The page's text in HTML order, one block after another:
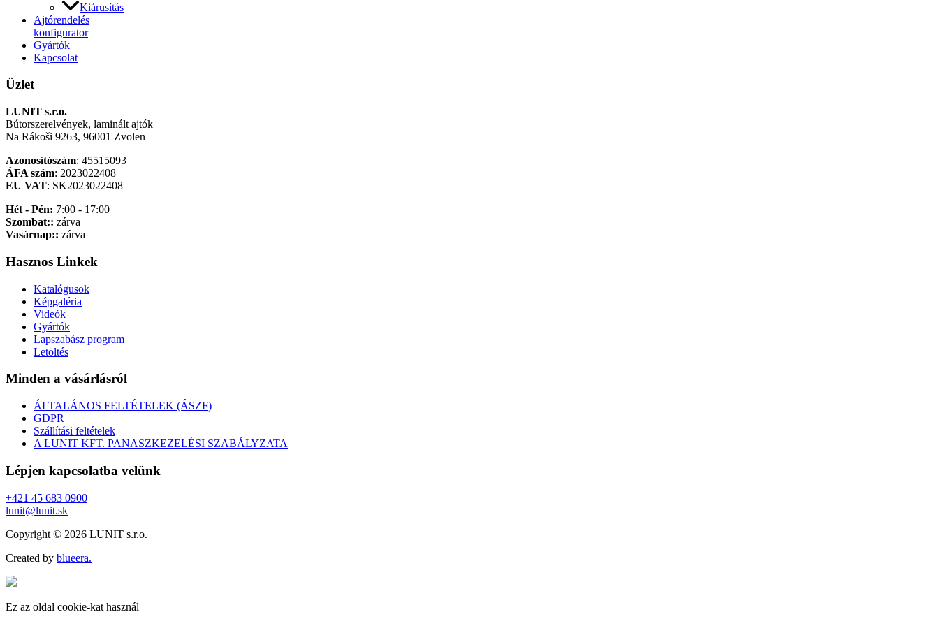
Kiárusítás
Ajtórendelés
konfigurator
Gyártók
Kapcsolat
Üzlet
LUNIT s.r.o.
Bútorszerelvények, laminált ajtók
Na Rákoši 9263, 96001 Zvolen
Azonosítószám: 45515093
ÁFA szám: 2023022408
EU VAT: SK2023022408
Hét - Pén: 7:00 - 17:00
Szombat:: zárva
Vasárnap:: zárva
Hasznos Linkek
Katalógusok
Képgaléria
Videók
Gyártók
Lapszabász program
Letöltés
Minden a vásárlásról
ÁLTALÁNOS FELTÉTELEK (ÁSZF)
GDPR
Szállítási feltételek
A LUNIT KFT. PANASZKEZELÉSI SZABÁLYZATA
Lépjen kapcsolatba velünk
+421 45 683 0900
lunit@lunit.sk
Copyright © 2026 LUNIT s.r.o.
Created by blueera.
Ez az oldal cookie-kat használ